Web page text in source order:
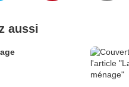
aussi